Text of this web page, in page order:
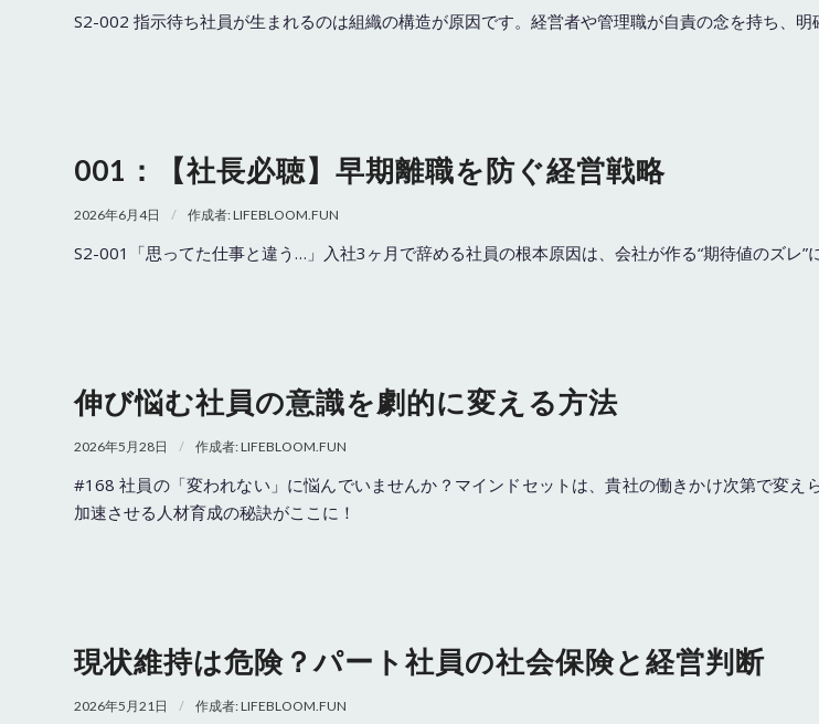
S2-002 指示待ち社員が生まれるのは組織の構造が原因です。経営者や管理職が自責の念を持ち、
001：【社長必聴】早期離職を防ぐ経営戦略
2026年6月4日 / 作成者:LIFEBLOOM.FUN
S2-001「思ってた仕事と違う…」入社3ヶ月で辞める社員の根本原因は、会社が作る“期待値のズレ”
伸び悩む社員の意識を劇的に変える方法
2026年5月28日 / 作成者:LIFEBLOOM.FUN
#168 社員の「変われない」に悩んでいませんか？マインドセットは、貴社の働きかけ次第で変
加速させる人材育成の秘訣がここに！
現状維持は危険？パート社員の社会保険と経営判断
2026年5月21日 / 作成者:LIFEBLOOM.FUN